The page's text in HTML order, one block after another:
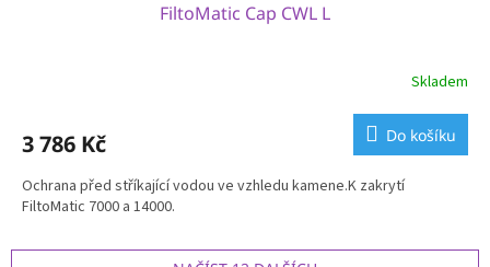
FiltoMatic Cap CWL L
Skladem
3 786 Kč Do košíku
Ochrana před stříkající vodou ve vzhledu kamene.K zakrytí
FiltoMatic 7000 a 14000.